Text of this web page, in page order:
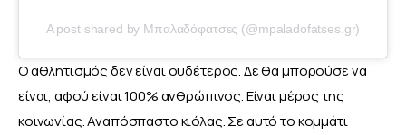
A post shared by Μπαλαδόφατσες (@mpaladofatses.gr)
Ο αθλητισμός δεν είναι ουδέτερος. Δε θα μπορούσε να
είναι, αφού είναι 100% ανθρώπινος. Είναι μέρος της
κοινωνίας. Αναπόσπαστο κιόλας. Σε αυτό το κομμάτι